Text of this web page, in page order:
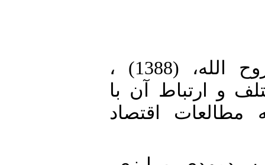
1. [1]آرمن،سید عزیز و زارع، روح الله، (1388) ،
و ارتباط آن با
مطالعات اقتصاد